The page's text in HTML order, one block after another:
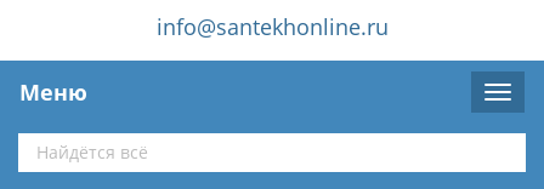
info@santekhonline.ru
Меню